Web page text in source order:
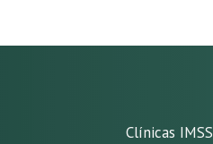
Clínicas IMSS